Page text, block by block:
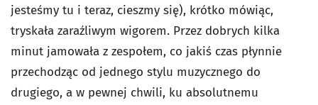
jesteśmy tu i teraz, cieszmy się), krótko mówiąc,
tryskała zaraźliwym wigorem. Przez dobrych kilka
minut jamowała z zespołem, co jakiś czas płynnie
przechodząc od jednego stylu muzycznego do
drugiego, a w pewnej chwili, ku absolutnemu